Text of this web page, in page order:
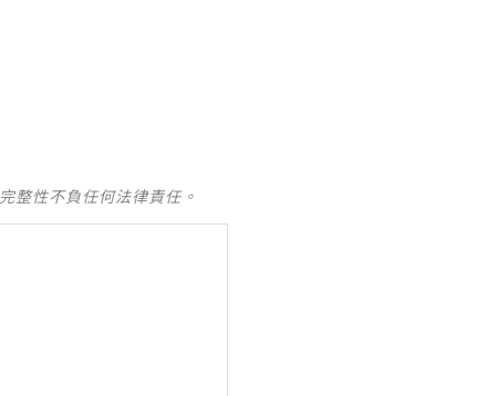
整性不負任何法律責任。